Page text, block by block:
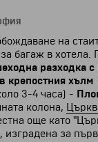
на
багаж в хотела.
разходка с
крепостния хълм
3-4 часа) -
колона,
още като
изградена за